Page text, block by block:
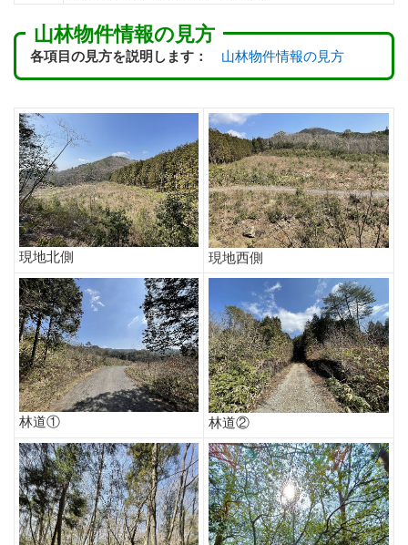
山林物件情報の見方
各項目の見方を説明します： 山林物件情報の見方
現地北側 現地西側
林道① 林道②